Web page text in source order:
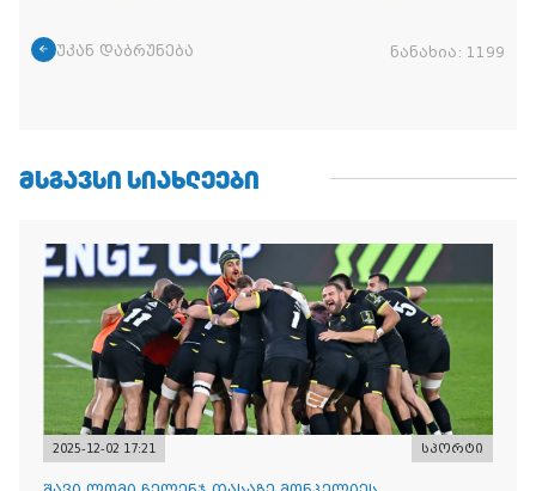
უკან დაბრუნება ნანახია: 1199
ᲛᲡᲒᲐᲕᲡᲘ ᲡᲘᲐᲮᲚᲔᲔᲑᲘ
2025-12-02 17:21 სპორტი